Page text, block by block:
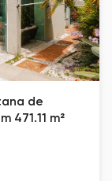
de
471.11 m²